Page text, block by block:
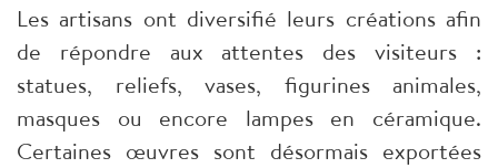
Les artisans ont diversifié leurs créations afin
de répondre aux attentes des visiteurs :
statues, reliefs, vases, figurines animales,
masques ou encore lampes en céramique.
Certaines œuvres sont désormais exportées